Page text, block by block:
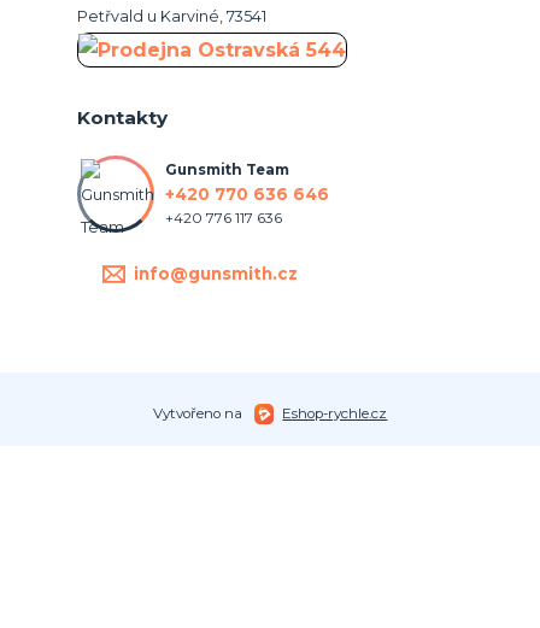
Petřvald u Karviné, 73541
Kontakty
Gunsmith Team
+420 770 636 646
+420 776 117 636
info@gunsmith.cz
Vytvořeno na Eshop-rychle.cz